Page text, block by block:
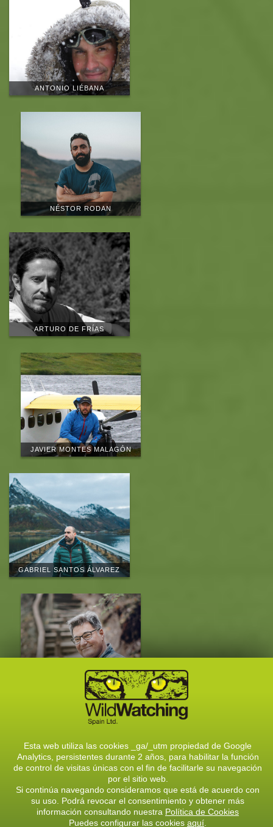
ANTONIO LIÉBANA
NÉSTOR RODAN
ARTURO DE FRÍAS
JAVIER MONTES MALAGÓN
GABRIEL SANTOS ÁLVAREZ
EDUARDO MARCOS
QUEVEDO
CONOCE AL EQUIPO
CONTACTA CON NOSOTROS
C/ Solasierra, 8, 24900- Riaño (León)
Telf.: 987740805 / 609726444
E-mail:info@wildwatchingspain.com
Esta web utiliza las cookies _ga/_utm propiedad de Google
Analytics, persistentes durante 2 años, para habilitar la función
de control de visitas únicas con el fin de facilitarle su navegación
por el sitio web.
Si continúa navegando consideramos que está de acuerdo con
su uso. Podrá revocar el consentimiento y obtener más
información consultando nuestra Política de Cookies
Puedes configurar las cookies aquí